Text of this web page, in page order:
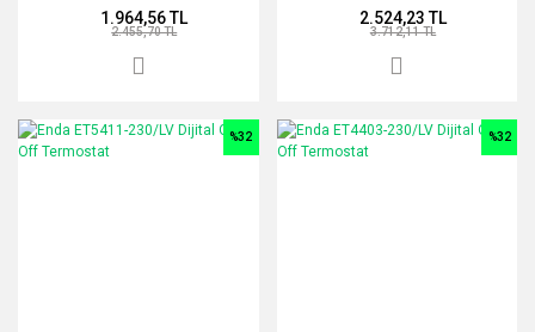
1.964,56 TL
2.455,70 TL
2.524,23 TL
3.712,11 TL
%32 %32